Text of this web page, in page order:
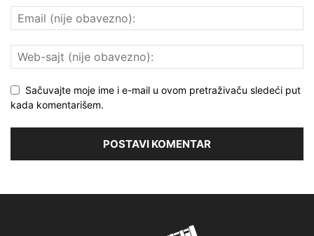
Sačuvajte moje ime i e-mail u ovom pretraživaču sledeći put
kada komentarišem.